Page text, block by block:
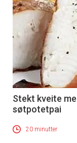
Stekt kveite
søtpotetpai
20 minutter